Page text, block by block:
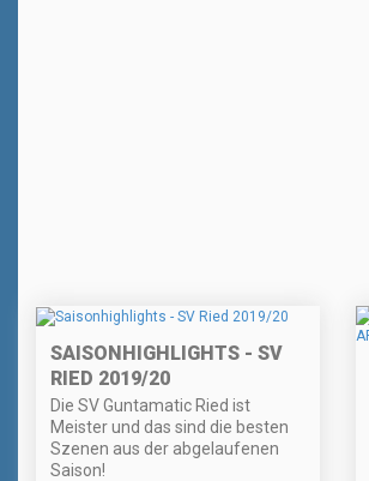
SAISONHIGHLIGHTS - SV
RIED 2019/20
Die SV Guntamatic Ried ist
Meister und das sind die besten
Szenen aus der abgelaufenen
Saison!